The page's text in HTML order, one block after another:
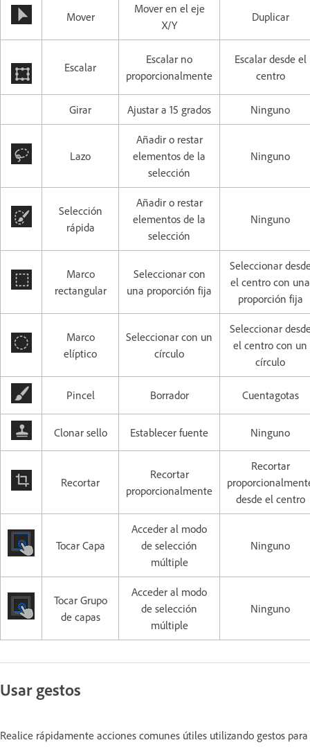
Mover
Mover en el eje
X/Y
Duplicar
Escalar
Escalar no
proporcionalmente
Escalar desde el
centro
Girar Ajustar a 15 grados Ninguno
Lazo
Añadir o restar
elementos de la
selección
Ninguno
Selección
rápida
Añadir o restar
elementos de la
selección
Ninguno
Marco
rectangular
Seleccionar con
una proporción fija
Seleccionar
el centro con una
proporción fija
Marco
elíptico
Seleccionar con un
círculo
Seleccionar
el centro con un
círculo
Pincel Borrador Cuentagotas
Clonar sello Establecer fuente Ninguno
Recortar
Recortar
proporcionalmente
Recortar
desde el centro
Tocar Capa
Acceder al modo
de selección
múltiple
Ninguno
Tocar Grupo
de capas
Acceder al modo
de selección
múltiple
Ninguno
Usar gestos
Realice rápidamente acciones comunes útiles utilizando gestos para